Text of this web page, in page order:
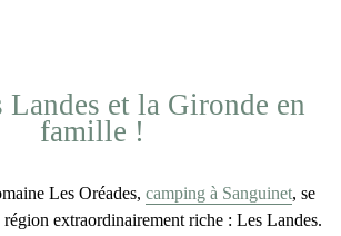
Landes et la Gironde en
famille !
Les Oréades, camping à Sanguinet, se
région extraordinairement riche : Les Landes.